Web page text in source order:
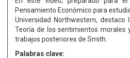
Pensamiento Económico para
Universidad Northwestern, destaco
Teoría de los sentimientos morales
trabajos posteriores de Smith.
Palabras clave: